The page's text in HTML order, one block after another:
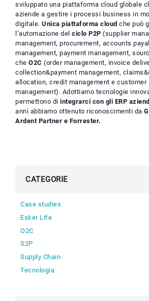
sviluppato una piattaforma cloud globale
aziende a gestire i processi business in
digitale. Unica piattaforma cloud che può
l’automazione del ciclo P2P (supplier
management, procurement, accounts
management, payment management,
che O2C (order management, invoice
collection&payment management,
allocation, credit management e customer
management). Adottiamo tecnologie
permettono di integrarci con gli ERP
anni abbiamo ottenuto riconoscimenti da
Ardent Partner e Forrester.
CATEGORIE
Case studies
Esker Life
O2C
S2P
Supply Chain
Tecnologia